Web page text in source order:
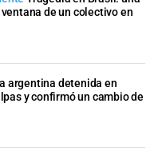
de un colectivo en
argentina detenida en
y confirmó un cambio de